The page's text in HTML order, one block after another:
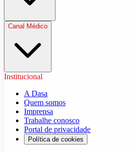
Canal Médico
Institucional
A Dasa
Quem somos
Imprensa
Trabalhe conosco
Portal de privacidade
Política de cookies